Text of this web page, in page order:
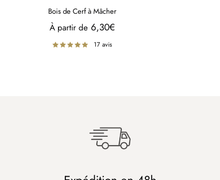
Bois de Cerf à Mâcher
À partir de 6,30€
17 avis